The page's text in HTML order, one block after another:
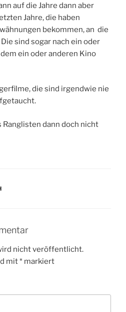
auf die Jahre dann aber
Jahre, die haben
bekommen, an die
sind sogar nach ein oder
ein oder anderen Kino
die sind irgendwie nie
Ranglisten dann doch nicht
nicht veröffentlicht.
mit* markiert